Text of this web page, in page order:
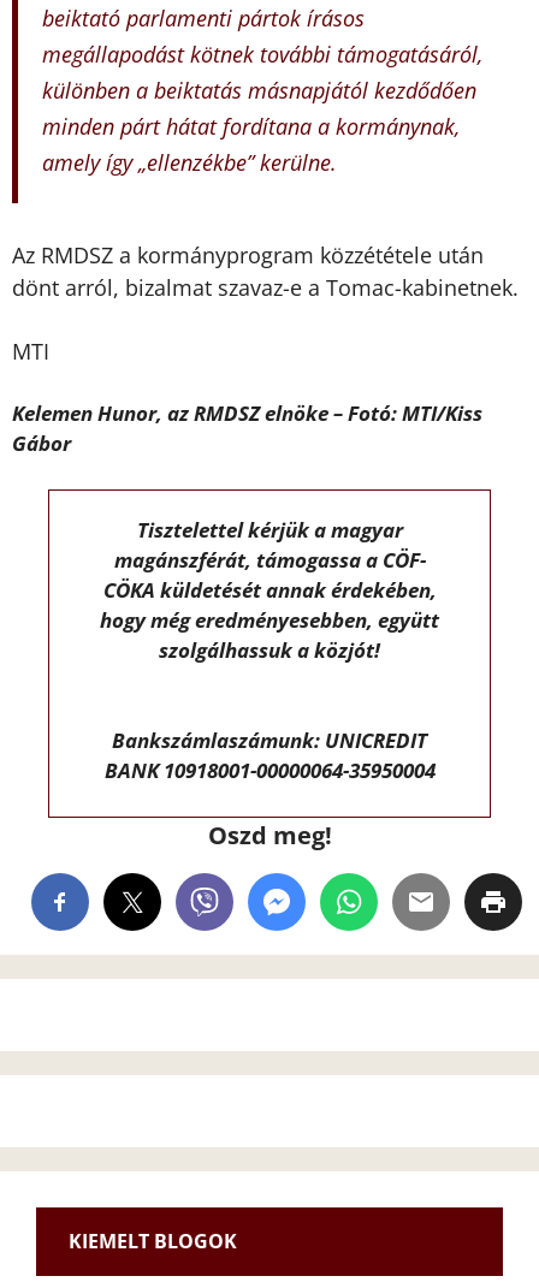
beiktató parlamenti pártok írásos
megállapodást kötnek további támogatásáról,
különben a beiktatás másnapjától kezdődően
minden párt hátat fordítana a kormánynak,
amely így „ellenzékbe” kerülne.
Az RMDSZ a kormányprogram közzététele után
dönt arról, bizalmat szavaz-e a Tomac-kabinetnek.
MTI
Kelemen Hunor, az RMDSZ elnöke – Fotó: MTI/Kiss
Gábor
Tisztelettel kérjük a magyar
magánszférát, támogassa a CÖF-
CÖKA küldetését annak érdekében,
hogy még eredményesebben, együtt
szolgálhassuk a közjót!
Bankszámlaszámunk: UNICREDIT
BANK 10918001-00000064-35950004
Oszd meg!
KIEMELT BLOGOK